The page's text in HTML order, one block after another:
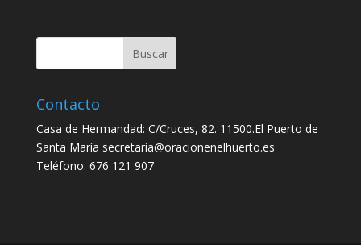
Contacto
Casa de Hermandad: C/Cruces, 82. 11500.El Puerto de
Santa María secretaria@oracionenelhuerto.es
Teléfono: 676 121 907